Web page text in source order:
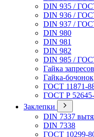
DIN 935 /
DIN 936 /
DIN 937 /
DIN 980
DIN 981
DIN 982
DIN 985 /
Гайка
Гайка-бочонок
ГОСТ 11871-
ГОСТ Р
Заклепки
DIN 7337
DIN 7338
ГОСТ 10299-